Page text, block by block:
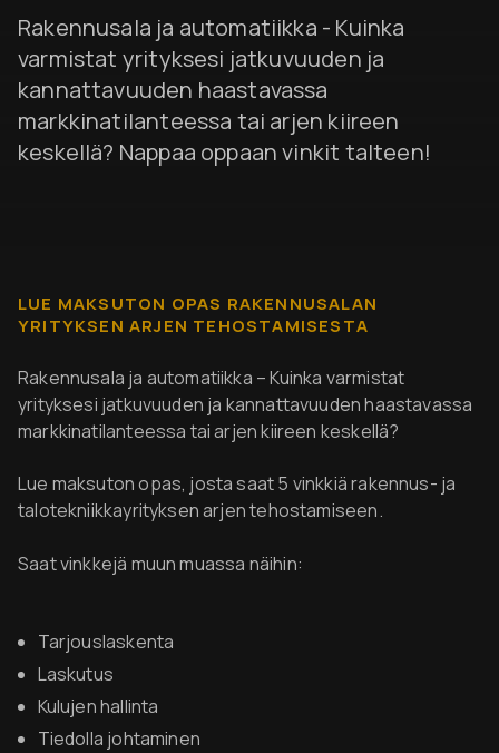
Rakennusala ja automatiikka - Kuinka
varmistat yrityksesi jatkuvuuden ja
kannattavuuden haastavassa
markkinatilanteessa tai arjen kiireen
keskellä? Nappaa oppaan vinkit talteen!
LUE MAKSUTON OPAS RAKENNUSALAN
YRITYKSEN ARJEN TEHOSTAMISESTA
Rakennusala ja automatiikka – Kuinka varmistat
yrityksesi jatkuvuuden ja kannattavuuden haastavassa
markkinatilanteessa tai arjen kiireen keskellä?
Lue maksuton opas, josta saat 5 vinkkiä rakennus- ja
talotekniikkayrityksen arjen tehostamiseen.
Saat vinkkejä muun muassa näihin:
Tarjouslaskenta
Laskutus
Kulujen hallinta
Tiedolla johtaminen